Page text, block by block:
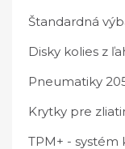
Štandardná
Disky kolies z
Pneumatiky
Krytky pre
TPM+ -